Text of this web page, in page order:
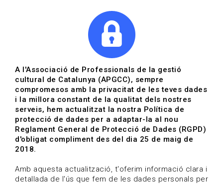
Actualitza't
Vols estar al dia?
HOME / BLOG
Estigues al dia
A l'Associació de Professionals de la gestió
cultural de Catalunya (APGCC), sempre
compromesos amb la privacitat de les teves dades
i la millora constant de la qualitat dels nostres
serveis, hem actualitzat la nostra Política de
protecció de dades per a adaptar-la al nou
Reglament General de Protecció de Dades (RGPD)
d'obligat compliment des del dia 25 de maig de
2018.
Amb aquesta actualització, t'oferim informació clara i
detallada de l'ús que fem de les dades personals per